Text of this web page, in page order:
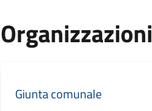
Organizzazioni
Giunta comunale